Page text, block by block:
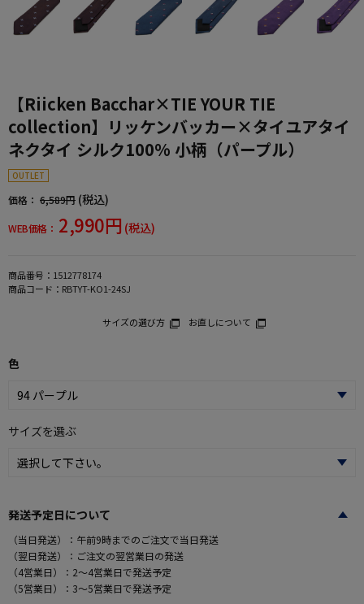
【Riicken Bacchar×TIE YOUR TIE
collection】リッケンバッカー×タイユアタイ
ネクタイ シルク100% 小柄（パープル）
OUTLET
価格： 6,589円 (税込)
WEB価格： 2,990円 (税込)
商品番号： 1512778174
商品コード： RBTYT-KO1-24SJ
サイズの選び方 お直しについて
色
サイズを選ぶ
発送予定日について
（当日発送）：午前9時までのご注文で当日発送
（翌日発送）：ご注文の翌営業日の発送
（4営業日）：2～4営業日で発送予定
（5営業日）：3～5営業日で発送予定